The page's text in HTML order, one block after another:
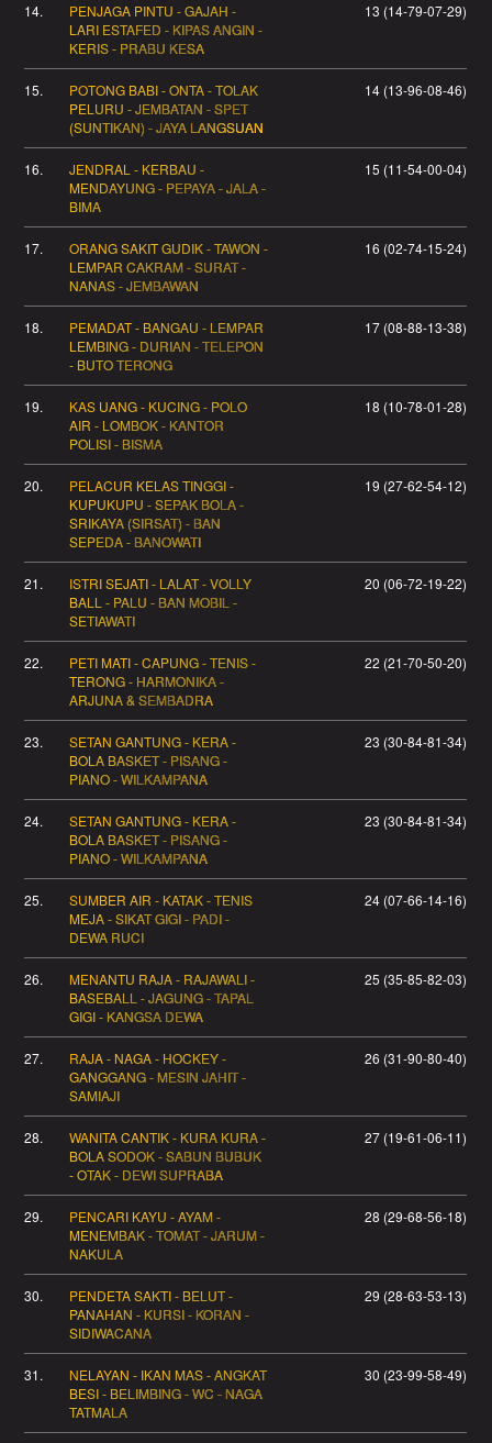
14.
PENJAGA PINTU - GAJAH -
LARI ESTAFED - KIPAS ANGIN -
KERIS - PRABU KESA
13 (14-79-07-29)
15.
POTONG BABI - ONTA - TOLAK
PELURU - JEMBATAN - SPET
(SUNTIKAN) - JAYA LANGSUAN
14 (13-96-08-46)
16.
JENDRAL - KERBAU -
MENDAYUNG - PEPAYA - JALA -
BIMA
15 (11-54-00-04)
17.
ORANG SAKIT GUDIK - TAWON -
LEMPAR CAKRAM - SURAT -
NANAS - JEMBAWAN
16 (02-74-15-24)
18.
PEMADAT - BANGAU - LEMPAR
LEMBING - DURIAN - TELEPON
- BUTO TERONG
17 (08-88-13-38)
19.
KAS UANG - KUCING - POLO
AIR - LOMBOK - KANTOR
POLISI - BISMA
18 (10-78-01-28)
20.
PELACUR KELAS TINGGI -
KUPUKUPU - SEPAK BOLA -
SRIKAYA (SIRSAT) - BAN
SEPEDA - BANOWATI
19 (27-62-54-12)
21.
ISTRI SEJATI - LALAT - VOLLY
BALL - PALU - BAN MOBIL -
SETIAWATI
20 (06-72-19-22)
22.
PETI MATI - CAPUNG - TENIS -
TERONG - HARMONIKA -
ARJUNA & SEMBADRA
22 (21-70-50-20)
23.
SETAN GANTUNG - KERA -
BOLA BASKET - PISANG -
PIANO - WILKAMPANA
23 (30-84-81-34)
24.
SETAN GANTUNG - KERA -
BOLA BASKET - PISANG -
PIANO - WILKAMPANA
23 (30-84-81-34)
25.
SUMBER AIR - KATAK - TENIS
MEJA - SIKAT GIGI - PADI -
DEWA RUCI
24 (07-66-14-16)
26.
MENANTU RAJA - RAJAWALI -
BASEBALL - JAGUNG - TAPAL
GIGI - KANGSA DEWA
25 (35-85-82-03)
27.
RAJA - NAGA - HOCKEY -
GANGGANG - MESIN JAHIT -
SAMIAJI
26 (31-90-80-40)
28.
WANITA CANTIK - KURA KURA -
BOLA SODOK - SABUN BUBUK
- OTAK - DEWI SUPRABA
27 (19-61-06-11)
29.
PENCARI KAYU - AYAM -
MENEMBAK - TOMAT - JARUM -
NAKULA
28 (29-68-56-18)
30.
PENDETA SAKTI - BELUT -
PANAHAN - KURSI - KORAN -
SIDIWACANA
29 (28-63-53-13)
31.
NELAYAN - IKAN MAS - ANGKAT
BESI - BELIMBING - WC - NAGA
TATMALA
30 (23-99-58-49)